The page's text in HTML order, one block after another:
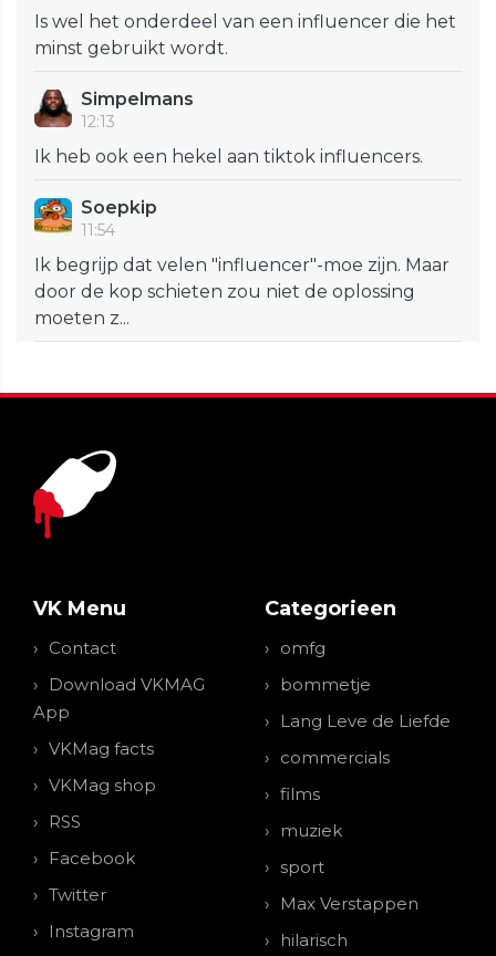
Is wel het onderdeel van een influencer die het
minst gebruikt wordt.
Simpelmans
12:13
Ik heb ook een hekel aan tiktok influencers.
Soepkip
11:54
Ik begrijp dat velen "influencer"-moe zijn. Maar
door de kop schieten zou niet de oplossing
moeten z...
VK Menu
Contact
Download VKMAG
App
VKMag facts
VKMag shop
RSS
Facebook
Twitter
Instagram
Categorieen
omfg
bommetje
Lang Leve de Liefde
commercials
films
muziek
sport
Max Verstappen
hilarisch